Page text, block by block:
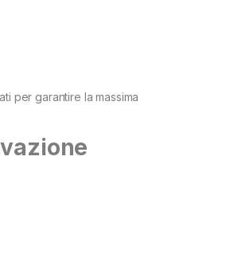
per garantire la massima